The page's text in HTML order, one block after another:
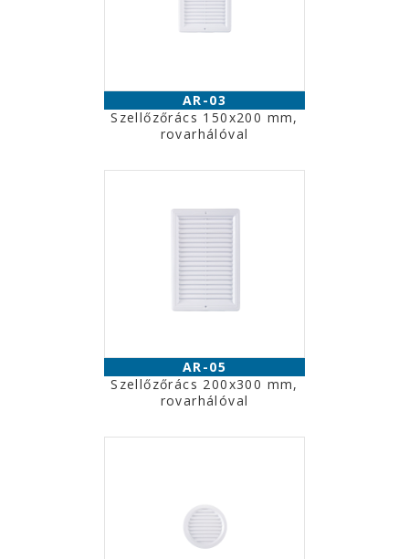
AR-03
Szellőzőrács 150x200 mm,
rovarhálóval
AR-05
Szellőzőrács 200x300 mm,
rovarhálóval